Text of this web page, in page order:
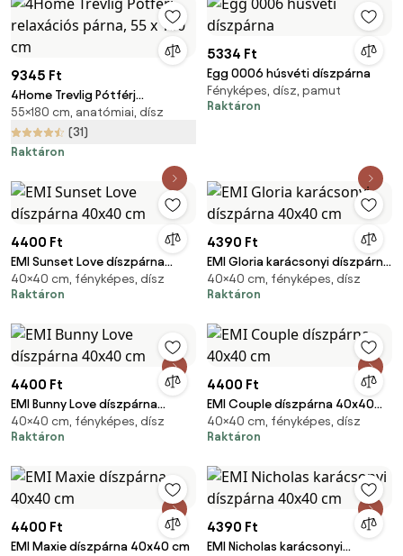
9345 Ft
4Home Trevlig Pótférj
relaxációs párna, 55 x 180 cm
55×180 cm, anatómiai, dísz
(31)
Raktáron
5334 Ft
Egg 0006 húsvéti díszpárna
Fényképes, dísz, pamut
Raktáron
4400 Ft
EMI Sunset Love díszpárna
40x40 cm
40×40 cm, fényképes, dísz
Raktáron
4390 Ft
EMI Gloria karácsonyi díszpárna
40x40 cm
40×40 cm, fényképes, dísz
Raktáron
4400 Ft
EMI Bunny Love díszpárna
40x40 cm
40×40 cm, fényképes, dísz
Raktáron
4400 Ft
EMI Couple díszpárna 40x40
cm
40×40 cm, fényképes, dísz
Raktáron
4400 Ft
EMI Maxie díszpárna 40x40 cm
4390 Ft
EMI Nicholas karácsonyi